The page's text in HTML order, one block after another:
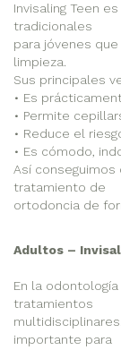
Invisaling Teen
tradicionales
para jóvenes
limpieza.
Sus principales
• Es
• Permite
• Reduce el
• Es cómodo,
Así
tratamiento de
ortodoncia de
Adultos –
En la
tratamientos
importante para